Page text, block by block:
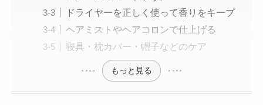
ドライヤーを正しく使って香りをキープ
ヘアミストやヘアコロンで仕上げる
寝具・枕カバー・帽子などのケア
もっと見る